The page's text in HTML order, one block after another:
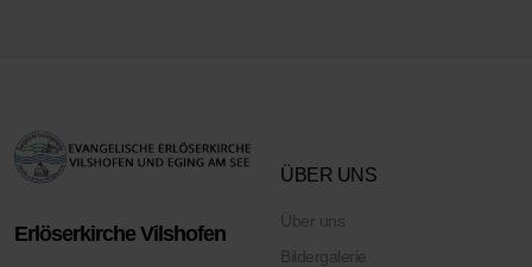
Erlöserkirche Vilshofen
ÜBER UNS
Über uns
Bildergalerie